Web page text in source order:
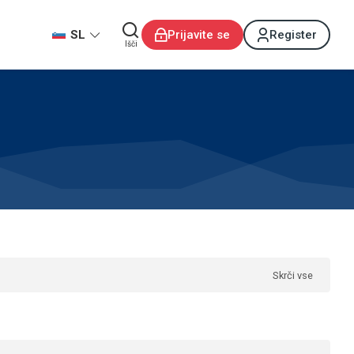
SL
Išči
Prijavite se Register
Skrči vse